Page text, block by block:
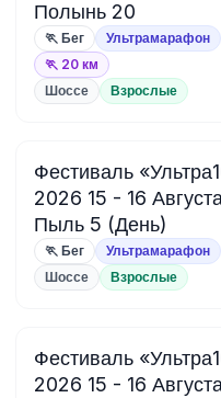
Полынь 20
🏃 Бег Ультрамарафон
🏃 20 км
Шоссе Взрослые
Фестиваль
2026 15 - 16
Пыль 5 (День)
🏃 Бег Ультрамарафон
Шоссе Взрослые
Фестиваль
2026 15 - 16